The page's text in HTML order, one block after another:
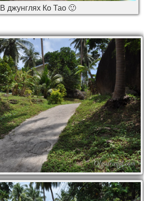
В джунглях Ко Тао 🙂